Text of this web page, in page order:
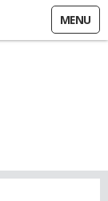
MENU